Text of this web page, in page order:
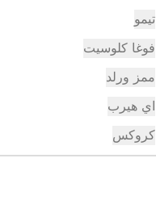
تيمو
فوغا كلوسيت
ممز ورلد
اي هيرب
كروكس